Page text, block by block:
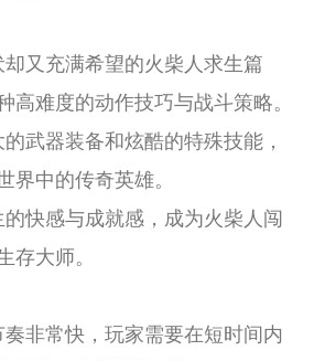
又充满希望的火柴人求生篇
高难度的动作技巧与战斗策略。
武器装备和炫酷的特殊技能，
界中的传奇英雄。
快感与成就感，成为火柴人闯
存大师。
非常快，玩家需要在短时间内